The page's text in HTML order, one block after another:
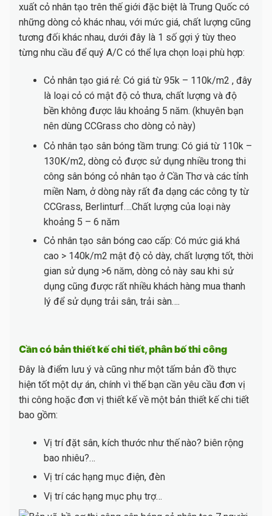
xuất cỏ nhân tạo trên thế giới đặc biệt là Trung Quốc có
những dòng cỏ khác nhau, với mức giá, chất lượng cũng
tương đối khác nhau, dưới đây là 1 số gợi ý tùy theo
từng nhu cầu để quý A/C có thể lựa chọn loại phù hợp:
Cỏ nhân tạo giá rẻ: Có giá từ 95k – 110k/m2 , đây
là loại cỏ có mật độ cỏ thưa, chất lượng và độ
bền không được lâu khoảng 5 năm. (khuyên bạn
nên dùng CCGrass cho dòng cỏ này)
Cỏ nhân tạo sân bóng tầm trung: Có giá từ 110k –
130K/m2, dòng cỏ được sử dụng nhiều trong thi
công sân bóng cỏ nhân tạo ở Cần Thơ và các tỉnh
miền Nam, ở dòng này rất đa dạng các công ty từ
CCGrass, Berlinturf….Chất lượng của loại này
khoảng 5 – 6 năm
Cỏ nhân tạo sân bóng cao cấp: Có mức giá khá
cao > 140k/m2 mật độ cỏ dày, chất lượng tốt, thời
gian sử dụng >6 năm, dòng cỏ này sau khi sử
dụng cũng được rất nhiều khách hàng mua thanh
lý để sử dụng trải sân, trải sàn….
Cần có bản thiết kế chi tiết, phân bố thi công
Đây là điểm lưu ý và cũng như một tấm bản đồ thực
hiện tốt một dự án, chính vì thế bạn cần yêu cầu đơn vị
thi công hoặc đơn vị thiết kế về một bản thiết kế chi tiết
bao gồm:
Vị trí đặt sân, kích thước như thế nào? biên rộng
bao nhiêu?…
Vị trí các hạng mục điện, đèn
Vị trí các hạng mục phụ trợ…